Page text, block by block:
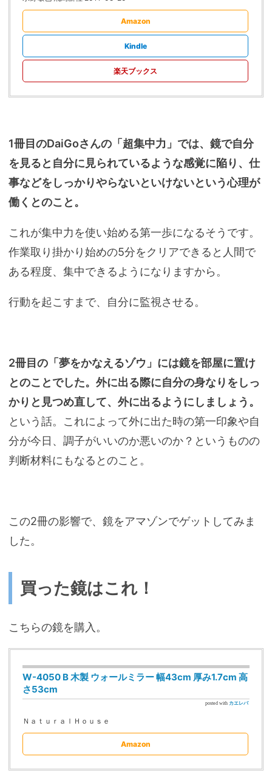
Amazon
Kindle
楽天ブックス
1冊目のDaiGoさんの「超集中力」では、鏡で自分
を見ると自分に見られているような感覚に陥り、仕
事などをしっかりやらないといけないという心理が
働くとのこと。
これが集中力を使い始める第一歩になるそうです。
作業取り掛かり始めの5分をクリアできると人間で
ある程度、集中できるようになりますから。
行動を起こすまで、自分に監視させる。
2冊目の「夢をかなえるゾウ」には鏡を部屋に置け
とのことでした。外に出る際に自分の身なりをしっ
かりと見つめ直して、外に出るようにしましょう。
という話。これによって外に出た時の第一印象や自
分が今日、調子がいいのか悪いのか？というものの
判断材料にもなるとのこと。
この2冊の影響で、鏡をアマゾンでゲットしてみま
した。
買った鏡はこれ！
こちらの鏡を購入。
W-4050 B 木製 ウォールミラー 幅43cm 厚み1.7cm 高
さ53cm
posted with カエレバ
ＮａｔｕｒａｌＨｏｕｓｅ
Amazon